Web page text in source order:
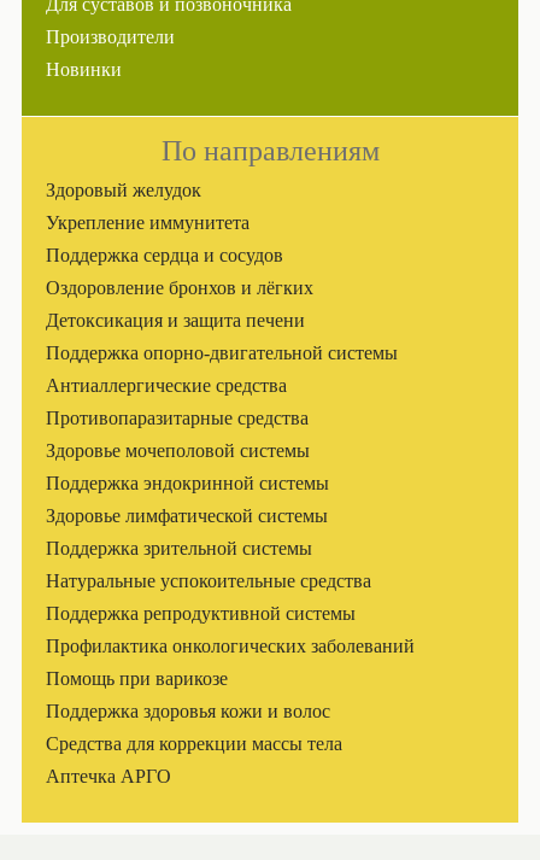
Для суставов и позвоночника
Производители
Новинки
По направлениям
Здоровый желудок
Укрепление иммунитета
Поддержка сердца и сосудов
Оздоровление бронхов и лёгких
Детоксикация и защита печени
Поддержка опорно-двигательной системы
Антиаллергические средства
Противопаразитарные средства
Здоровье мочеполовой системы
Поддержка эндокринной системы
Здоровье лимфатической системы
Поддержка зрительной системы
Натуральные успокоительные средства
Поддержка репродуктивной системы
Профилактика онкологических заболеваний
Помощь при варикозе
Поддержка здоровья кожи и волос
Средства для коррекции массы тела
Аптечка АРГО